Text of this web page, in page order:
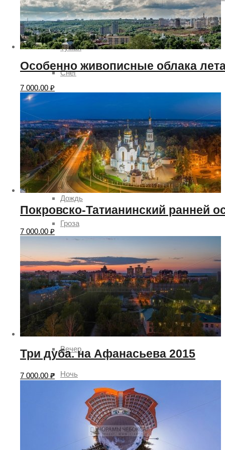
Погода
Туман
Снег
Пасмурно
Облачность
Луна
Дождь
Гроза
Ясно
Время суток
День
Вечер
Ночь
Рассвет
Особенно живописные облака
7 000.00 ₽
Покровско-Татианинский ранней
7 000.00 ₽
Три дуба. на Афанасьева 2015
7 000.00 ₽